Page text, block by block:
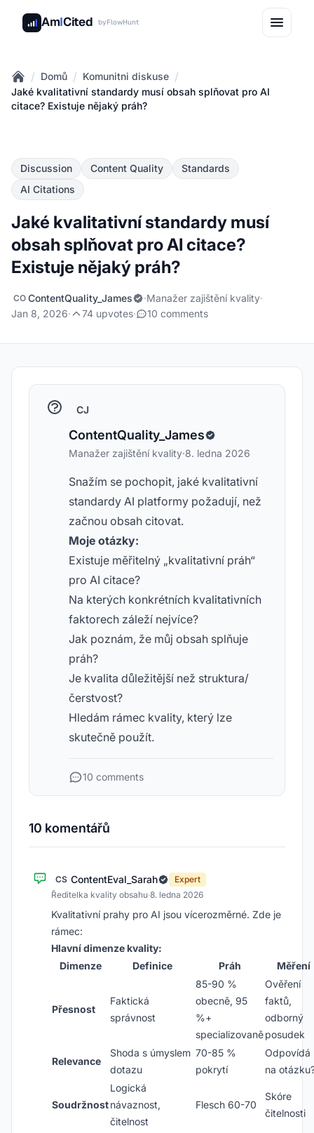
AmICited byFlowHunt
Home
/ Domů / Komunitni diskuse /
Jaké kvalitativní standardy musí obsah splňovat pro AI
citace? Existuje nějaký práh?
Discussion Content Quality
Standards
AI Citations
Jaké kvalitativní standardy musí
obsah splňovat pro AI citace?
Existuje nějaký práh?
CO ContentQuality_James ·Manažer zajištění kvality·
Jan 8, 2026· 74 upvotes· 10 comments
CJ
ContentQuality_James
Manažer zajištění kvality·8. ledna 2026
Snažím se pochopit, jaké kvalitativní
standardy AI platformy požadují, než
začnou obsah citovat.
Moje otázky:
Existuje měřitelný „kvalitativní práh“
pro AI citace?
Na kterých konkrétních kvalitativních
faktorech záleží nejvíce?
Jak poznám, že můj obsah splňuje
práh?
Je kvalita důležitější než struktura/
čerstvost?
Hledám rámec kvality, který lze
skutečně použít.
10 comments
10 komentářů
CS ContentEval_Sarah
Expert
Ředitelka kvality obsahu·8. ledna 2026
Kvalitativní prahy pro AI jsou vícerozměrné. Zde je
rámec:
Hlavní dimenze kvality:
Dimenze
Definice Práh Měření
Přesnost
Faktická
správnost
85-90 %
obecně, 95
%+
specializovaně
Ověření
faktů,
odborný
posudek
Relevance
Shoda s úmyslem
dotazu
70-85 %
pokrytí
Odpovídá
na
Soudržnost
Logická
návaznost,
čitelnost
Flesch 60-70
Skóre
čitelnosti